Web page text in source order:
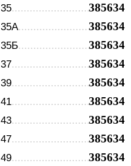
35 385634
35А 385634
35Б 385634
37 385634
39 385634
41 385634
43 385634
47 385634
49 385634